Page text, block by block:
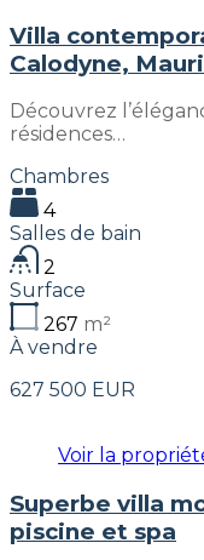
Villa
Calodyne,
Découvrez
résidences…
Chambres
4
Salles de bain
2
Surface
267 m²
À vendre
627 500 EUR
Voir la
Superbe villa
piscine et spa